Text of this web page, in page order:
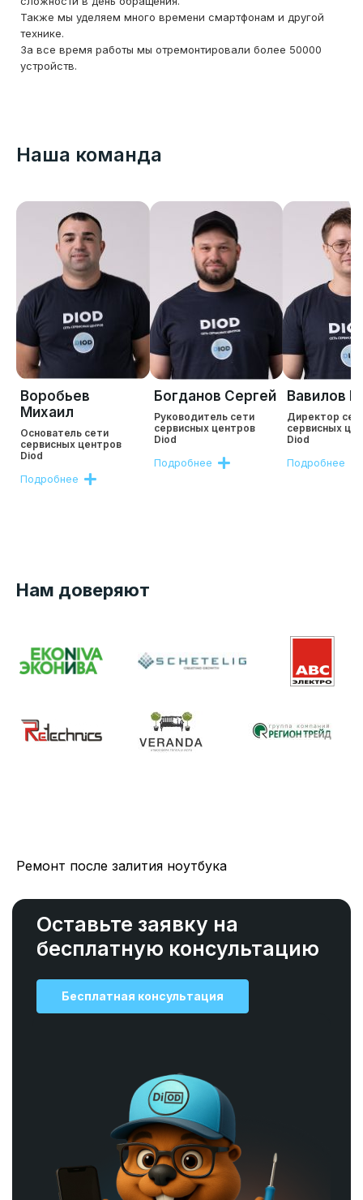
Также мы уделяем много времени смартфонам и другой
технике.
За все время работы мы отремонтировали более 50000
устройств.
Наша команда
Воробьев
Михаил
Основатель сети
сервисных центров
Diod
Подробнее
Богданов Сергей
Руководитель сети
сервисных центров
Diod
Подробнее
Вавилов
Директор
сервисных
Diod
Подробнее
Нам доверяют
Ремонт после залития ноутбука
Оставьте заявку на
бесплатную консультацию
Бесплатная консультация